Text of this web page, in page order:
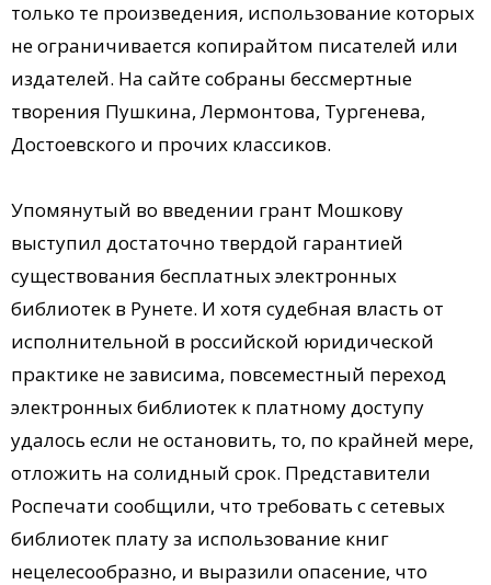
только те произведения, использование которых
не ограничивается копирайтом писателей или
издателей. На сайте собраны бессмертные
творения Пушкина, Лермонтова, Тургенева,
Достоевского и прочих классиков.
Упомянутый во введении грант Мошкову
выступил достаточно твердой гарантией
существования бесплатных электронных
библиотек в Рунете. И хотя судебная власть от
исполнительной в российской юридической
практике не зависима, повсеместный переход
электронных библиотек к платному доступу
удалось если не остановить, то, по крайней мере,
отложить на солидный срок. Представители
Роспечати сообщили, что требовать с сетевых
библиотек плату за использование книг
нецелесообразно, и выразили опасение, что